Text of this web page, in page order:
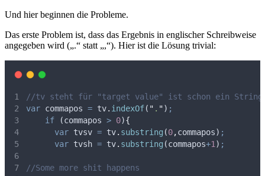
Und hier beginnen die Probleme.
Das erste Problem ist, dass das Ergebnis in englischer Schreibweise
angegeben wird („.“ statt „,“). Hier ist die Lösung trivial:
//tv steht für "target value" ist schon ein String
var commapos = tv. indexOf( " . ") ;
if (commapos > 0){
var tvsv = tv. substring (0,commapos) ;
var tvsh = tv. substring (commapos+1 ) ;
//Some more shit happens